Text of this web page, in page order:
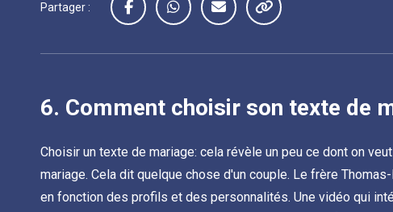
Partager :
6. Comment choisir son texte de
Choisir un texte de mariage: cela révèle un peu ce dont on
mariage. Cela dit quelque chose d'un couple. Le frère
en fonction des profils et des personnalités. Une vidéo qui